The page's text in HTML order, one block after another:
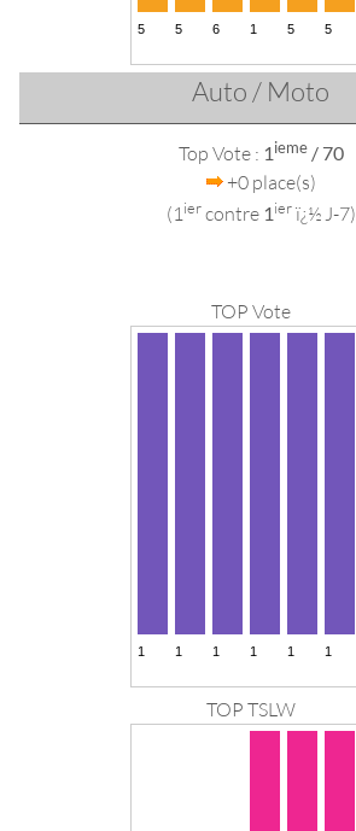
Auto / Moto
Top Vote : 1ieme/ 70
+0 place(s)
(1 iercontre 1ierï¿½ J-7)
TOP Vote
TOP TSLW